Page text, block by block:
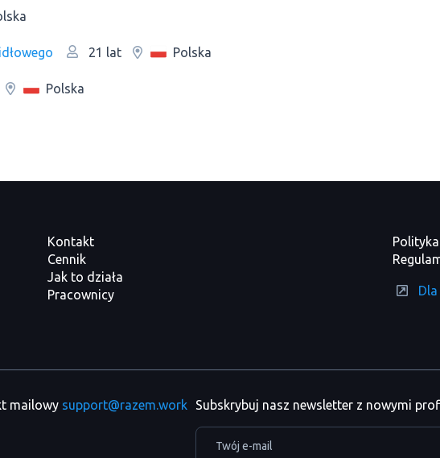
21 lat Polska
Polska
Kontakt
Cennik
Jak to działa
Pracownicy
mailowy support@razem.work Subskrybuj nasz newsletter z nowymi